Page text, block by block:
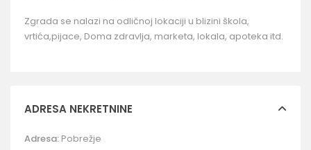
Zgrada se nalazi na odličnoj lokaciji u blizini škola,
vrtića,pijace, Doma zdravlja, marketa, lokala, apoteka itd.
ADRESA NEKRETNINE
Adresa: Pobrežje